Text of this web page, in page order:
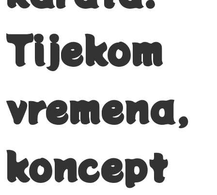
Tijekom
vremena,
koncept